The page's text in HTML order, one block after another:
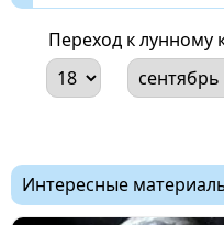
Переход к лунному
Интересные